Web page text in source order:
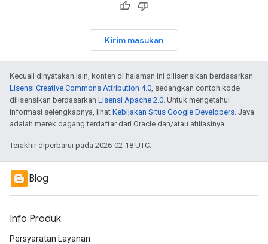
Kirim masukan
Kecuali dinyatakan lain, konten di halaman ini dilisensikan berdasarkan
Lisensi Creative Commons Attribution 4.0, sedangkan contoh kode
dilisensikan berdasarkan Lisensi Apache 2.0. Untuk mengetahui
informasi selengkapnya, lihat Kebijakan Situs Google Developers. Java
adalah merek dagang terdaftar dari Oracle dan/atau afiliasinya.
Terakhir diperbarui pada 2026-02-18 UTC.
Blog
Info Produk
Persyaratan Layanan